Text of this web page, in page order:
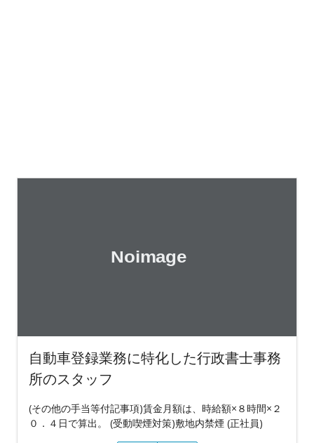
自動車登録業務に特化した行政書士事務
所のスタッフ
(その他の手当等付記事項)賃金月額は、時給額×８時間×２
０．４日で算出。 (受動喫煙対策)敷地内禁煙 (正社員)